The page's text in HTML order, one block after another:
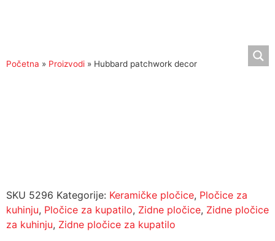
Početna » Proizvodi » Hubbard patchwork decor
SKU 5296 Kategorije: Keramičke pločice, Pločice za
kuhinju, Pločice za kupatilo, Zidne pločice, Zidne pločice
za kuhinju, Zidne pločice za kupatilo